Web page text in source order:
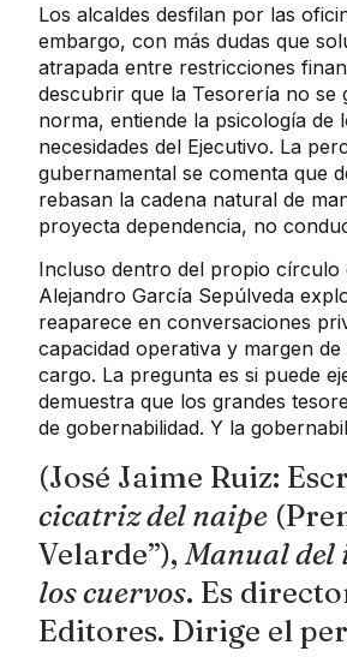
Los alcaldes desfilan por las
embargo, con más dudas que
atrapada entre restricciones
descubrir que la Tesorería no se
norma, entiende la psicología de
necesidades del Ejecutivo. La
gubernamental se comenta que
rebasan la cadena natural de
proyecta dependencia, no
Incluso dentro del propio círculo
Alejandro García Sepúlveda
reaparece en conversaciones
capacidad operativa y margen
cargo. La pregunta es si puede
demuestra que los grandes
de gobernabilidad. Y la
(José Jaime Ruiz:
cicatriz del naipe
Velarde”), Manual del
los cuervos. Es
Editores. Dirige el